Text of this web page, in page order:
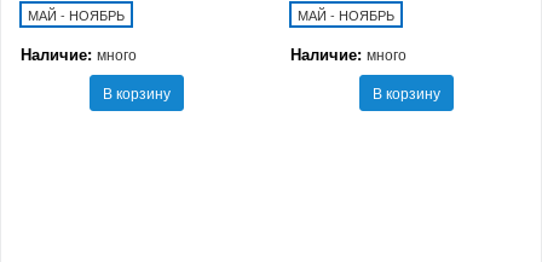
МАЙ - НОЯБРЬ
Наличие: много
В корзину
МАЙ - НОЯБРЬ
Наличие: много
В корзину